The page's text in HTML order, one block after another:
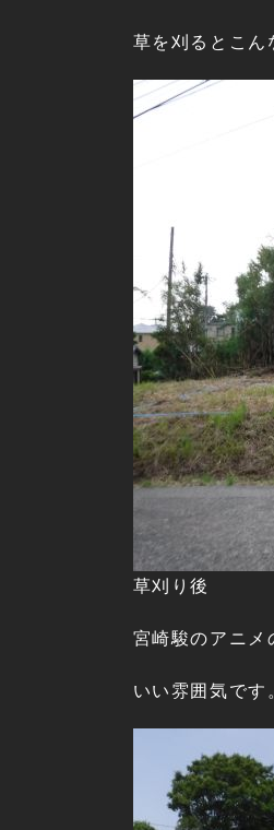
草を刈るとこん
草刈り後
宮崎駿のアニメ
いい雰囲気です